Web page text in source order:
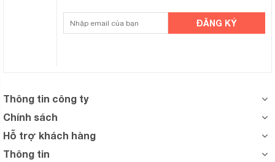
Thông tin công ty
Chính sách
Hỗ trợ khách hàng
Thông tin